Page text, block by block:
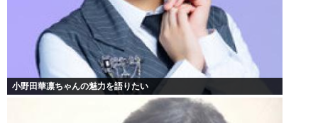
小野田華凛ちゃんの魅力を語りたい